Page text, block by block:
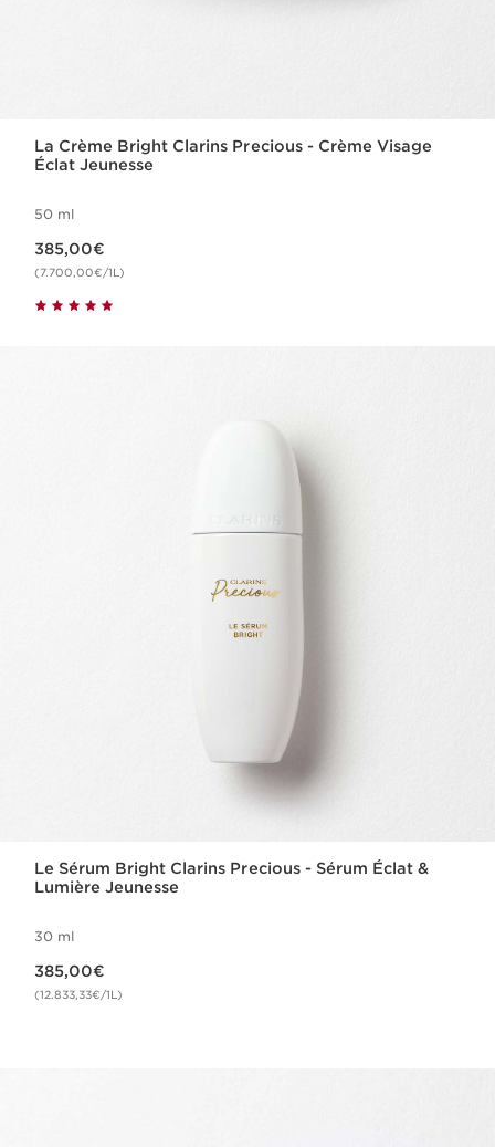
La Crème Bright Clarins Precious - Crème Visage
Éclat Jeunesse
50 ml
385,00€
(7.700,00€/1L)
Le Sérum Bright Clarins Precious - Sérum Éclat &
Lumière Jeunesse
30 ml
385,00€
(12.833,33€/1L)